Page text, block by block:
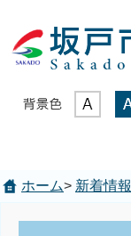
表示色
ホーム> 新着情報